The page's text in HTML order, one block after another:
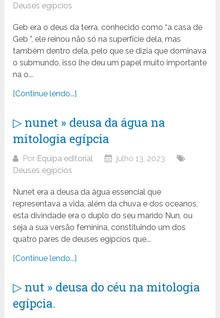
Deuses egípcios
Geb era o deus da terra, conhecido como “a casa de
Geb ”, ele reinou não só na superfície dela, mas
também dentro dela, pelo que se dizia que dominava
o submundo, isso lhe deu um papel muito importante
na o...
[Continue lendo...]
▷ nunet » deusa da água na
mitologia egípcia
Por Equipa editorial
julho 13, 2023
Deuses egípcios
Nunet era a deusa da água essencial que
representava a vida, além da chuva e dos oceanos,
esta divindade era o duplo do seu marido Nun, ou
seja a sua versão feminina, constituindo um dos
quatro pares de deuses egípcios que...
[Continue lendo...]
▷ nut » deusa do céu na mitologia
egípcia.